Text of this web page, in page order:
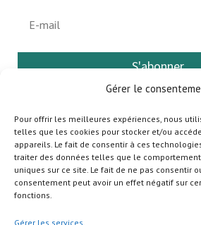
Gérer le
Pour offrir les meilleures expériences, nous
telles que les cookies pour stocker et/ou
appareils. Le fait de consentir à ces
traiter des données telles que le
uniques sur ce site. Le fait de ne pas consentir
consentement peut avoir un effet négatif sur
fonctions.
Gérer les services
S'abonner